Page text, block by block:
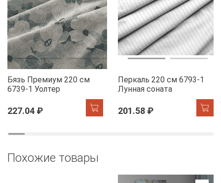
Бязь Премиум 220 см
6739-1 Уолтер
227.04 ₽
Перкаль 220 см 6793-1
Лунная соната
201.58 ₽
Похожие товары